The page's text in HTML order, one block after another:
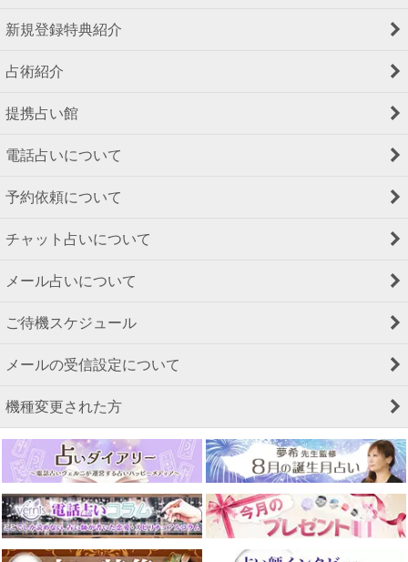
新規登録特典紹介
占術紹介
提携占い館
電話占いについて
予約依頼について
チャット占いについて
メール占いについて
ご待機スケジュール
メールの受信設定について
機種変更された方